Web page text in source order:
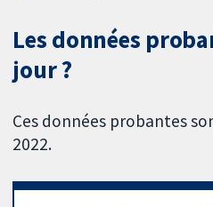
Les données
jour ?
Ces données probantes
2022.